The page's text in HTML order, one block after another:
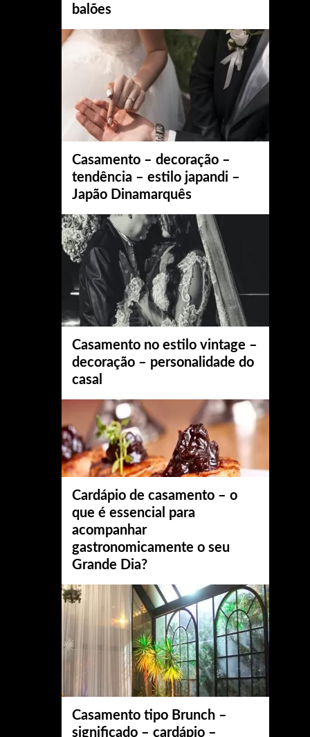
balões
Casamento – decoração –
tendência – estilo japandi –
Japão Dinamarquês
Casamento no estilo vintage –
decoração – personalidade do
casal
Cardápio de casamento – o
que é essencial para
acompanhar
gastronomicamente o seu
Grande Dia?
Casamento tipo Brunch –
significado – cardápio –